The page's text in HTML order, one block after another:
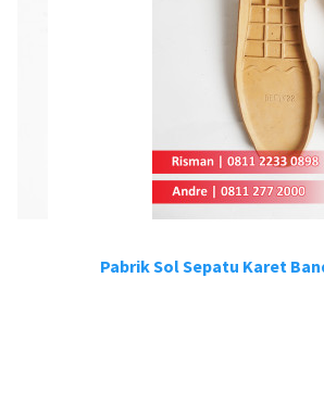
Pabrik Sol Sepatu Karet Bandung 18